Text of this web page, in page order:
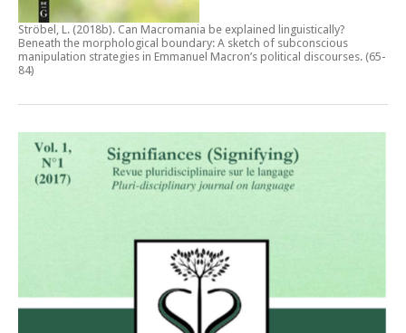
Ströbel, L. (2018b). Can Macromania be explained linguistically?
Beneath the morphological boundary: A sketch of subconscious
manipulation strategies in Emmanuel Macron’s political discourses. (65-
84)